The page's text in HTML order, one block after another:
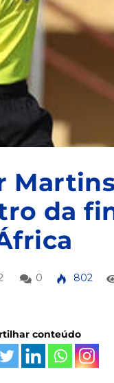
da
0 802
conteúdo